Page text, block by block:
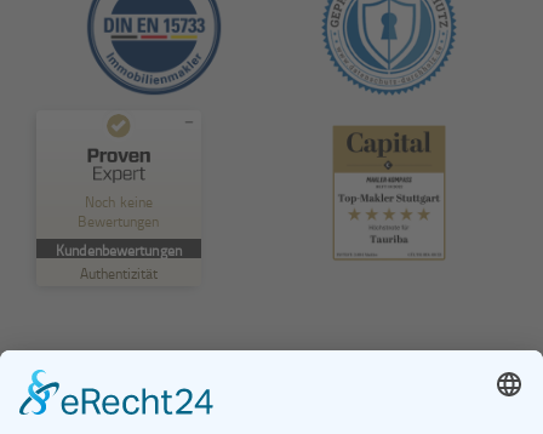
Noch keine
Bewertungen
Kundenbewertungen
Authentizität
Kundenbewertungen und Erfahrungen zu
MANGELHAFT